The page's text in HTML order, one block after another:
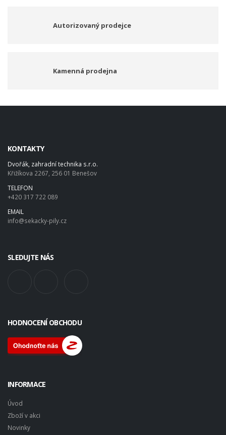
Autorizovaný prodejce
Kamenná prodejna
KONTAKTY
Dvořák, zahradní technika s.r.o.
Křižíkova 2267, 256 01 Benešov
TELEFON
+420 317 722 089
EMAIL
info@sekacky-pily.cz
SLEDUJTE NÁS
HODNOCENÍ OBCHODU
INFORMACE
Úvod
Zboží v akci
Novinky